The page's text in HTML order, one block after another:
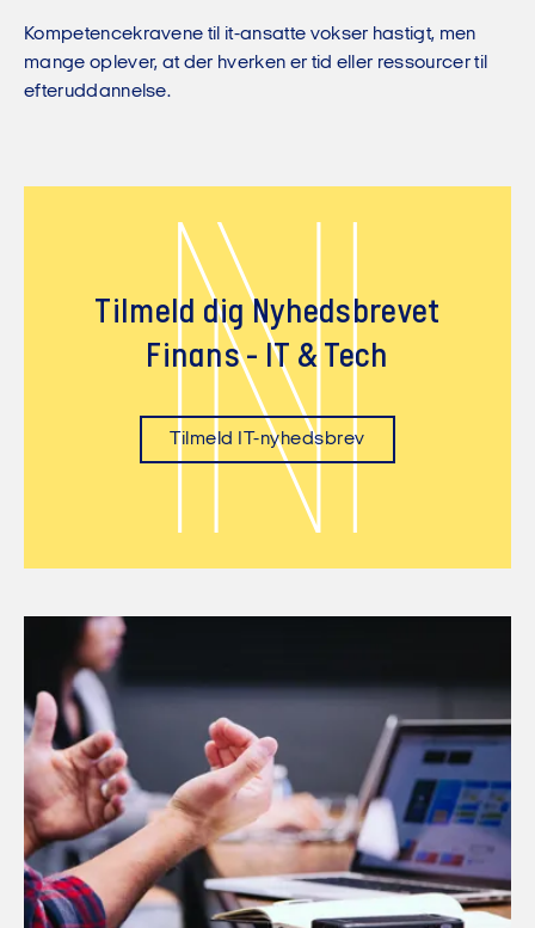
Kompetencekravene til it-ansatte vokser hastigt, men
mange oplever, at der hverken er tid eller ressourcer til
efteruddannelse.
N
Tilmeld dig Nyhedsbrevet
Finans - IT & Tech
Tilmeld IT-nyhedsbrev